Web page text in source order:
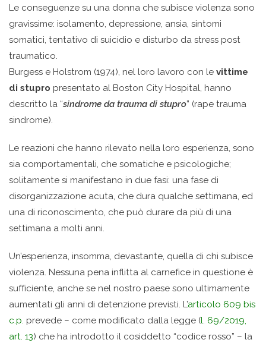
Le conseguenze su una donna che subisce violenza sono
gravissime: isolamento, depressione, ansia, sintomi
somatici, tentativo di suicidio e disturbo da stress post
traumatico.
Burgess e Holstrom (1974), nel loro lavoro con le vittime
di stupro presentato al Boston City Hospital, hanno
descritto la “sindrome da trauma di stupro” (rape trauma
sindrome).
Le reazioni che hanno rilevato nella loro esperienza, sono
sia comportamentali, che somatiche e psicologiche;
solitamente si manifestano in due fasi: una fase di
disorganizzazione acuta, che dura qualche settimana, ed
una di riconoscimento, che può durare da più di una
settimana a molti anni.
Un’esperienza, insomma, devastante, quella di chi subisce
violenza. Nessuna pena inflitta al carnefice in questione è
sufficiente, anche se nel nostro paese sono ultimamente
aumentati gli anni di detenzione previsti. L’articolo 609 bis
c.p. prevede – come modificato dalla legge (l. 69/2019,
art. 13) che ha introdotto il cosiddetto “codice rosso” – la